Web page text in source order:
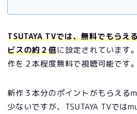
TSUTAYA TVでは、無料でもらえ
ビスの約２倍に設定されています
作を２本程度無料で視聴可能です。
新作３本分のポイントがもらえる
少ないですが、TSUTAYA TVでは